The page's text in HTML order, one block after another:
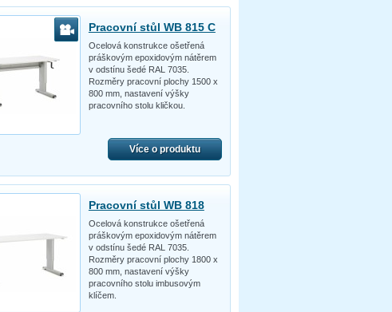
Pracovní stůl WB 815 C
Ocelová konstrukce ošetřená
práškovým epoxidovým nátěrem
v odstínu šedé RAL 7035.
Rozměry pracovní plochy 1500 x
800 mm, nastavení výšky
pracovního stolu kličkou.
Více o produktu
Pracovní stůl WB 818
Ocelová konstrukce ošetřená
práškovým epoxidovým nátěrem
v odstínu šedé RAL 7035.
Rozměry pracovní plochy 1800 x
800 mm, nastavení výšky
pracovního stolu imbusovým
klíčem.